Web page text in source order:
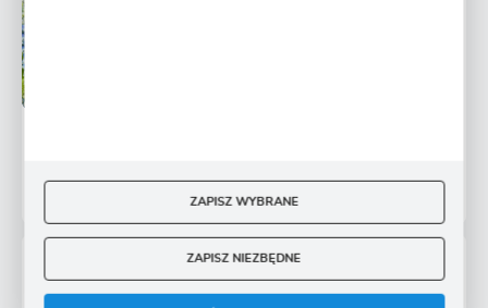
858 osób kupiło
SZAFIREK DUTCH BEAUTY 10 SZT.
ZAPISZ WYBRANE
ZAPISZ NIEZBĘDNE